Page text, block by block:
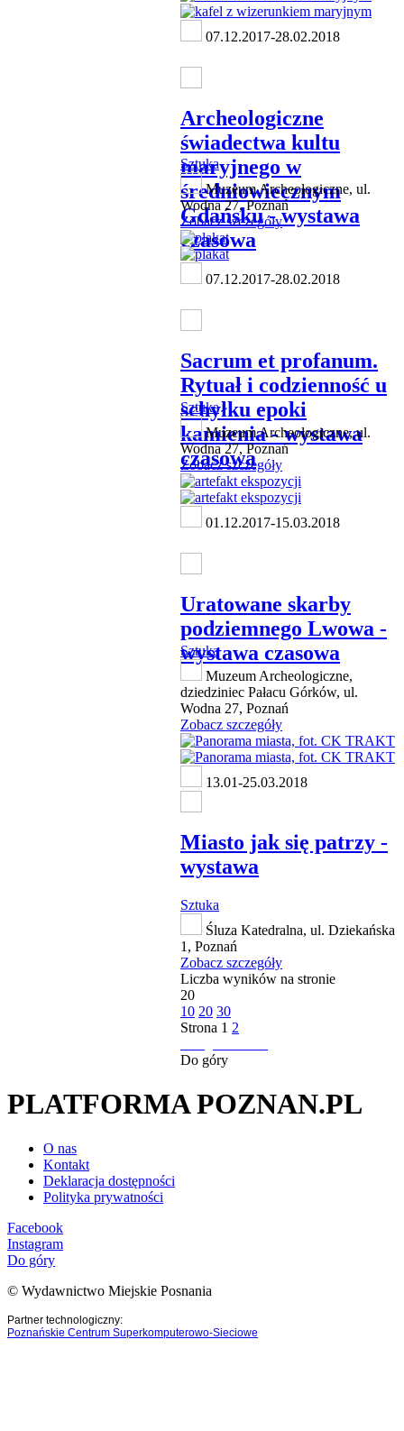
07.12.2017-28.02.2018
Archeologiczne
świadectwa kultu
maryjnego w
średniowiecznym
Gdańsku - wystawa
czasowa
Sztuka
Muzeum Archeologiczne, ul.
Wodna 27, Poznań
Zobacz szczegóły
07.12.2017-28.02.2018
Sacrum et profanum.
Rytuał i codzienność u
schyłku epoki
kamienia - wystawa
czasowa
Sztuka
Muzeum Archeologiczne, ul.
Wodna 27, Poznań
Zobacz szczegóły
01.12.2017-15.03.2018
Uratowane skarby
podziemnego Lwowa -
wystawa czasowa
Sztuka
Muzeum Archeologiczne,
dziedziniec Pałacu Górków, ul.
Wodna 27, Poznań
Zobacz szczegóły
13.01-25.03.2018
Miasto jak się patrzy -
wystawa
Sztuka
Śluza Katedralna, ul. Dziekańska
1, Poznań
Zobacz szczegóły
Liczba wyników na stronie
20
10 20 30
Strona 1 2
Do góry
PLATFORMA POZNAN.PL
O nas
Kontakt
Deklaracja dostępności
Polityka prywatności
Facebook
Instagram
Do góry
© Wydawnictwo Miejskie Posnania
Partner technologiczny:
Poznańskie Centrum Superkomputerowo-Sieciowe